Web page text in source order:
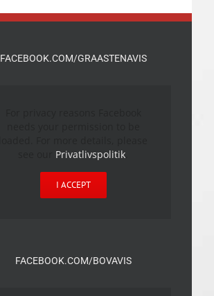
FACEBOOK.COM/GRAASTENAVIS
Privatlivspolitik
I ACCEPT
FACEBOOK.COM/BOVAVIS